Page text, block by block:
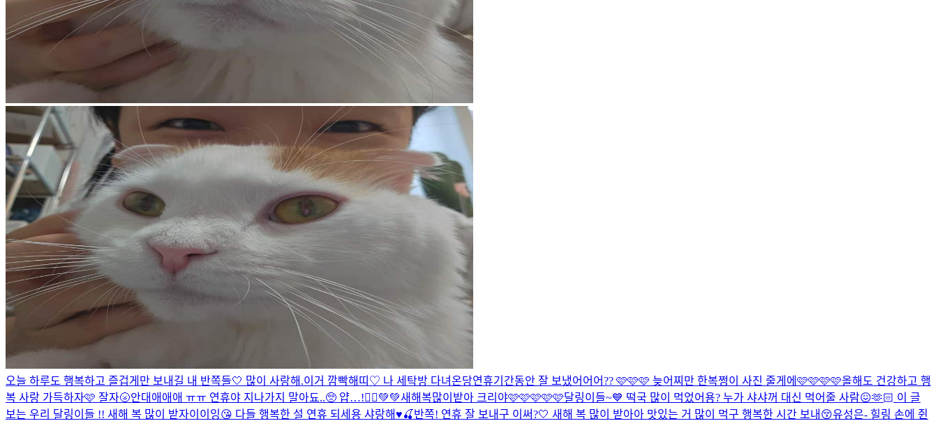
오늘 하루도 행복하고 즐겁게만 보내길 내 반쪽들🤍 많이 사랑해.이거 깜빡해띠♡ 나 세탁방 다녀온당연휴기간동안 잘 보냈어어어?? 🩷🩷🩷 늦어찌만 한복쩡이 사진 줄게에🩷🩷🩷🩷올해도 건강하고 행
복 사랑 가득하자🩷 잘자🌝안대애애애 ㅠㅠ 연휴야 지나가지 말아됴..🥺 얍…!🧚‍♀️💚💚새해복많이받아 크리야🩷🩷🩷🩷🩷달링이들~💙 떡국 많이 먹었어용? 누가 샤샤꺼 대신 먹어줄 사람😖🫶🏻 이 글
보는 우리 달링이들 !! 새해 복 많이 받자이이잉😘 다들 행복한 설 연휴 되세용 샤랑해♥️🍒 반쪽! 연휴 잘 보내구 이써?🤍 새해 복 많이 받아아 맛있는 거 많이 먹구 행복한 시간 보내😚유성은- 힐링 손에 쥔